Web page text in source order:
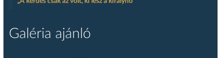
Galéria ajánló